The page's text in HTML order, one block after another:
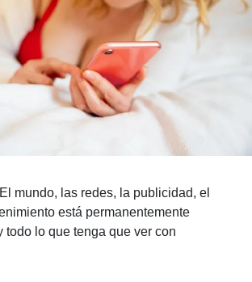
mundo, las redes, la publicidad, el
está permanentemente
todo lo que tenga que ver con